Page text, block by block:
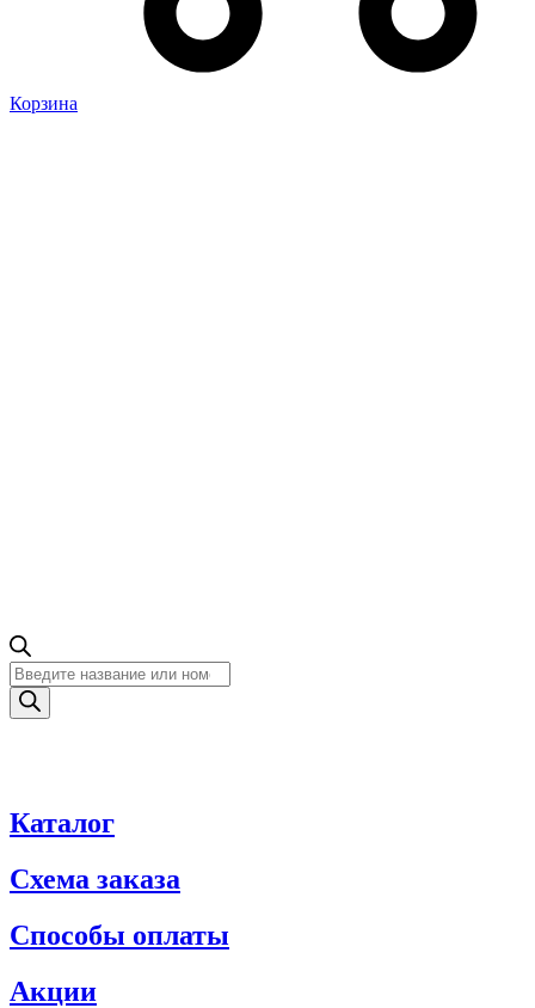
Корзина
Поиск
товаров
Каталог
Схема заказа
Способы оплаты
Акции